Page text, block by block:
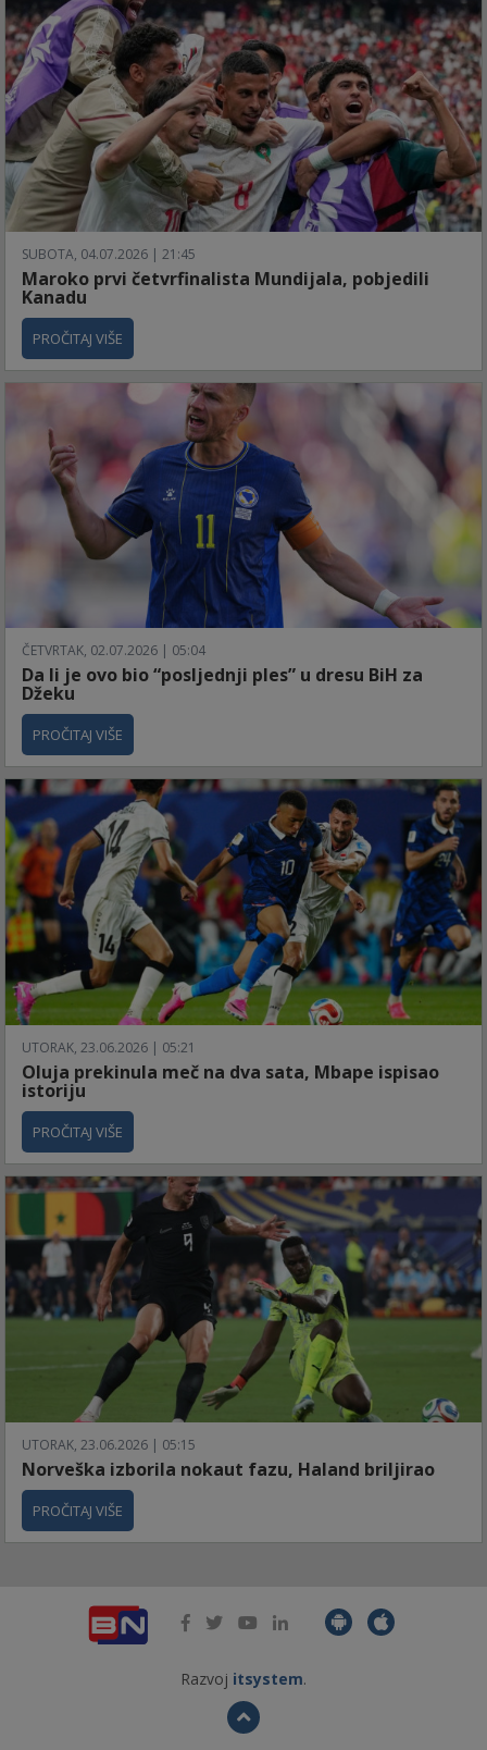
SUBOTA, 04.07.2026 | 21:45
Maroko prvi četvrfinalista Mundijala, pobjedili
Kanadu
PROČITAJ VIŠE
ČETVRTAK, 02.07.2026 | 05:04
Da li je ovo bio “posljednji ples” u dresu BiH za
Džeku
PROČITAJ VIŠE
UTORAK, 23.06.2026 | 05:21
Oluja prekinula meč na dva sata, Mbape ispisao
istoriju
PROČITAJ VIŠE
UTORAK, 23.06.2026 | 05:15
Norveška izborila nokaut fazu, Haland briljirao
PROČITAJ VIŠE
Razvoj itsystem.